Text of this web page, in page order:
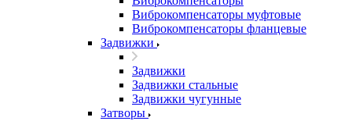
Виброкомпенсаторы муфтовые
Виброкомпенсаторы фланцевые
Задвижки
Задвижки
Задвижки стальные
Задвижки чугунные
Затворы